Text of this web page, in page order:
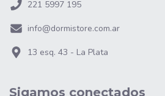
221 5997 195
info@dormistore.com.ar
13 esq. 43 - La Plata
Sigamos conectados